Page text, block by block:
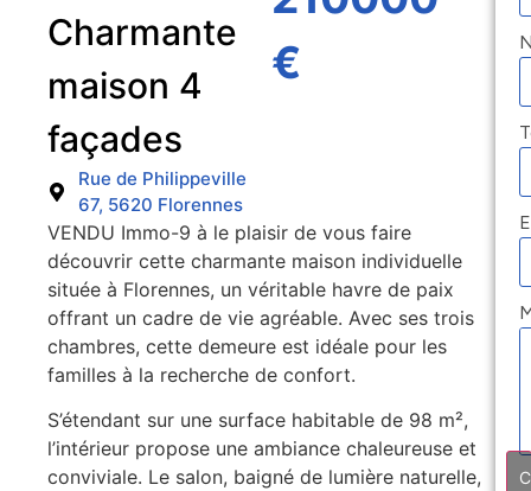
Charmante
maison 4
façades
Rue de Philippeville
67, 5620 Florennes
€
VENDU Immo-9 à le plaisir de vous faire
découvrir cette charmante maison individuelle
située à Florennes, un véritable havre de paix
offrant un cadre de vie agréable. Avec ses trois
chambres, cette demeure est idéale pour les
familles à la recherche de confort.
S’étendant sur une surface habitable de 98 m²,
l’intérieur propose une ambiance chaleureuse et
conviviale. Le salon, baigné de lumière naturelle,